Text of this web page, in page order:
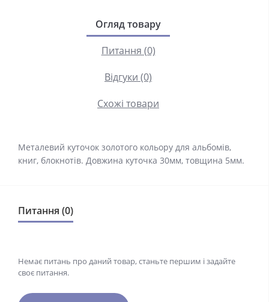
Огляд товару
Питання (0)
Відгуки (0)
Схожі товари
Металевий куточок золотого кольору для альбомів,
книг, блокнотів. Довжина куточка 30мм, товщина 5мм.
Питання (0)
Немає питань про даний товар, станьте першим і задайте
своє питання.